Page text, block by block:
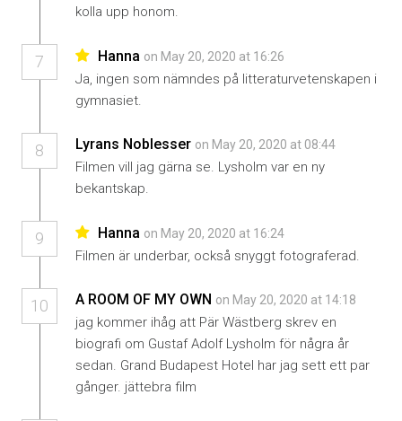
kolla upp honom.
7 Hanna on May 20, 2020 at 16:26
Ja, ingen som nämndes på litteraturvetenskapen i
gymnasiet.
8 Lyrans Noblesser on May 20, 2020 at 08:44
Filmen vill jag gärna se. Lysholm var en ny
bekantskap.
9 Hanna on May 20, 2020 at 16:24
Filmen är underbar, också snyggt fotograferad.
10 A ROOM OF MY OWN on May 20, 2020 at 14:18
jag kommer ihåg att Pär Wästberg skrev en
biografi om Gustaf Adolf Lysholm för några år
sedan. Grand Budapest Hotel har jag sett ett par
gånger. jättebra film